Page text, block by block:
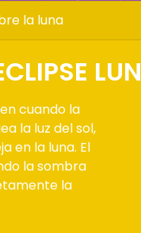
la luna
cuando la
la luz del sol,
en la luna. El
la sombra
la